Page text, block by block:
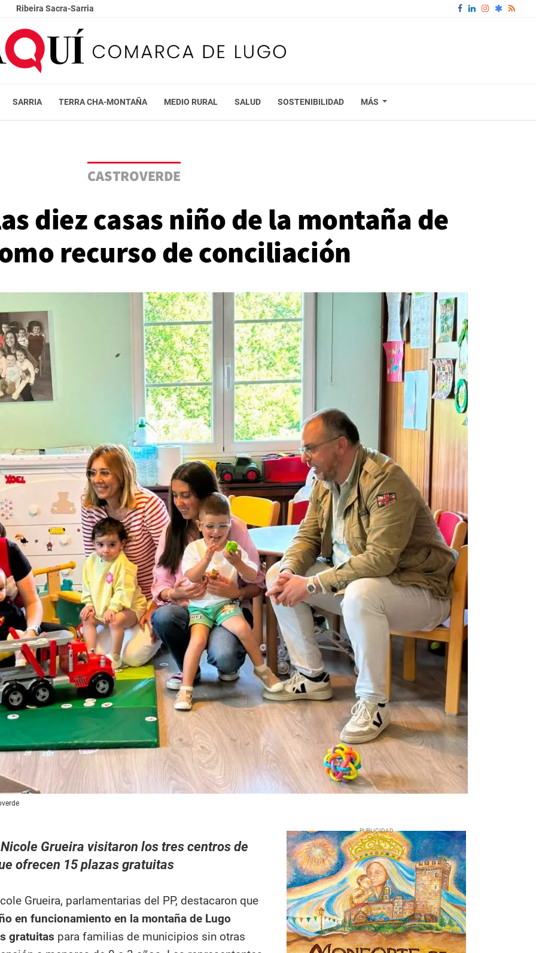
Ribeira Sacra-Sarria
SARRIA TERRA CHA-MONTAÑA MEDIO RURAL SALUD SOSTENIBILIDAD MÁS
CASTROVERDE
diez casas niño de la montaña de
recurso de conciliación
Grueira visitaron los tres centros de
ofrecen 15 plazas gratuitas
Grueira, parlamentarias del PP, destacaron que
en funcionamiento en la montaña de Lugo
gratuitas para familias de municipios sin otras